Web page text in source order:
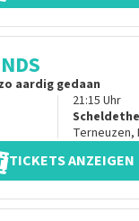
aardig gedaan
21:15 Uhr
Terneuzen,
TICKETS ANZEIGEN